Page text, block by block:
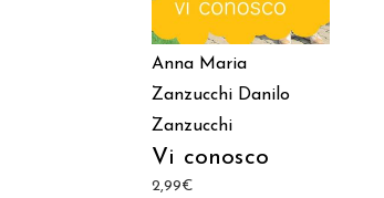
Anna Maria
Zanzucchi Danilo
Zanzucchi
Vi conosco
2,99€